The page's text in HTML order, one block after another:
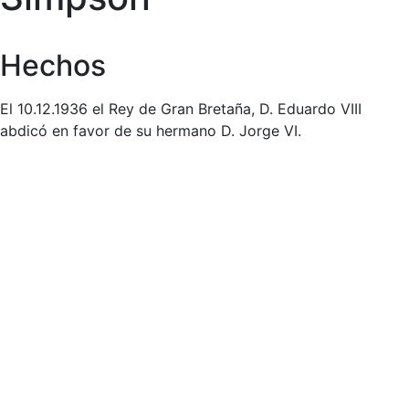
Hechos
El 10.12.1936 el Rey de Gran Bretaña, D. Eduardo VIII
abdicó en favor de su hermano D. Jorge VI.